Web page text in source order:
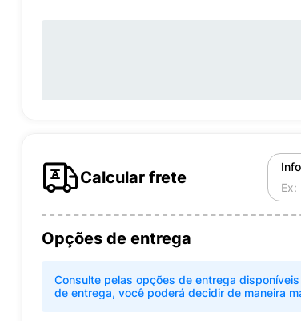
Calcular frete
Opções de entrega
Consulte pelas opções de entrega
de entrega, você poderá decidir de maneira